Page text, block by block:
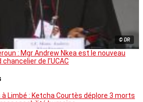
© DR
: Mgr Andrew Nkea est le nouveau
chancelier de l’UCAC
à Limbé : Ketcha Courtès déplore 3 morts